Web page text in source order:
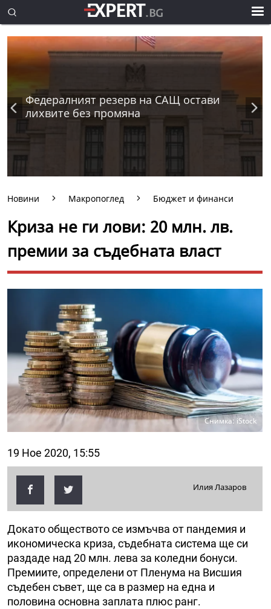
Федералният резерв на САЩ остави
лихвите без промяна
Новини Макропоглед Бюджет и финанси
Криза не ги лови: 20 млн. лв.
премии за съдебната власт
Снимка: iStock
19 Ное 2020, 15:55
Илия Лазаров
Докато обществото се измъчва от пандемия и
икономическа криза, съдебната система ще си
раздаде над 20 млн. лева за коледни бонуси.
Премиите, определени от Пленума на Висшия
съдебен съвет, ще са в размер на една и
половина основна заплата плюс ранг.